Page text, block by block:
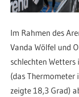
Im Rahmen des
Vanda Wölfel und
schlechten
(das Thermometer
zeigte 18,3 Grad)